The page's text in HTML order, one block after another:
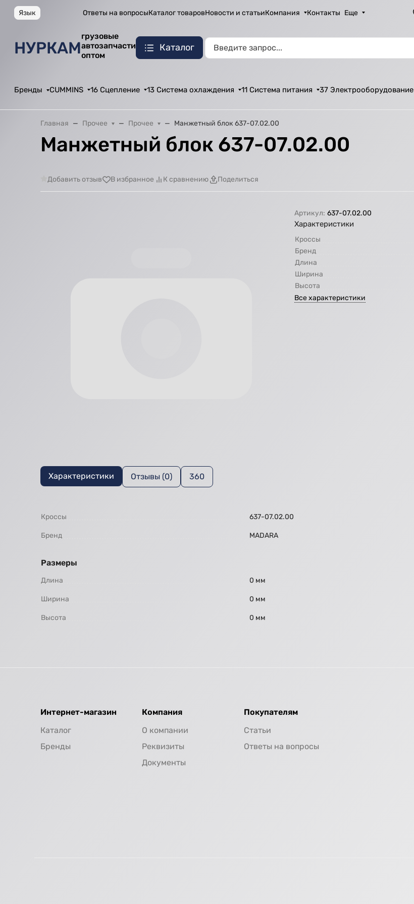
Язык Ответы на вопросыКаталог товаровНовости и статьиКомпания Контакты Еще
НУРКАМ
грузовые
автозапчасти
оптом
Каталог
Бренды CUMMINS 16 Сцепление 13 Система охлаждения 11 Система питания 37 Электрооборудование
Главная Прочее Прочее Манжетный блок 637-07.02.00
Манжетный блок 637-07.02.00
Добавить отзыв В избранное К сравнению Поделиться
Артикул: 637-07.02.00
Характеристики
Кроссы
Бренд
Длина
Ширина
Высота
Все характеристики
Характеристики Отзывы (0) 360
Кроссы 637-07.02.00
Бренд МАDARA
Размеры
Длина 0 мм
Ширина 0 мм
Высота 0 мм
Интернет-магазин
Каталог
Бренды
Компания
О компании
Реквизиты
Документы
Покупателям
Статьи
Ответы на вопросы